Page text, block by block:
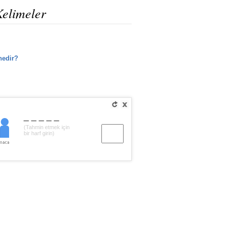
(Tahmin etmek için
bir harf girin)